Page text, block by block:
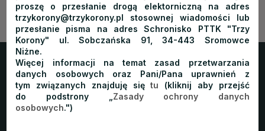
Trzy Korony Home Schronisko Pokoje
Oferta Cennik Atrakcje Galeria Kontakt
Blog
proszę o przesłanie drogą elektorniczną na adres
trzykorony@trzykorony.pl stosownej wiadomości lub
przesłanie pisma na adres Schronisko PTTK "Trzy
Korony" ul. Sobczańska 91, 34-443 Sromowce
Niżne.
Więcej informacji na temat zasad przetwarzania
danych osobowych oraz Pani/Pana uprawnień z
tym związanych znajduję siętu (kliknij aby przejść
do podstrony „ Zasady ochrony danych
osobowych .")